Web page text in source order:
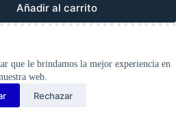
que le brindamos la mejor experiencia en
web.
Rechazar
Añadir al carrito